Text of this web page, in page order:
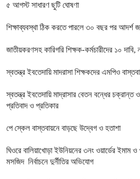
৫ আগস্ট সাধারণ ছুটি ঘোষণা
শিক্ষাব্যবস্থা ঠিক করতে পারলে ৩০ বছর পর আদর্শ
জাতীয়করণসহ কারিগরি শিক্ষক-কর্মচারীদের ১০
স্বতন্ত্র ইবতেদায়ি মাদরাসা শিক্ষকদের এমপিও
স্বতন্ত্র ইবতেদায়ি মাদ্রাসার বেতন বন্ধের চক্রান্ত
প্রতিবাদ ও প্রতিকার
পে স্কেল বাস্তবায়নে বাড়ছে উদ্বেগ ও হতাশা
ঘিওরে বালিয়াখোড়া ইউনিয়নের ৩নং ওয়ার্ডের ইমাম
মসজিদ নির্বাচনে দুর্নীতির অভিযোগ